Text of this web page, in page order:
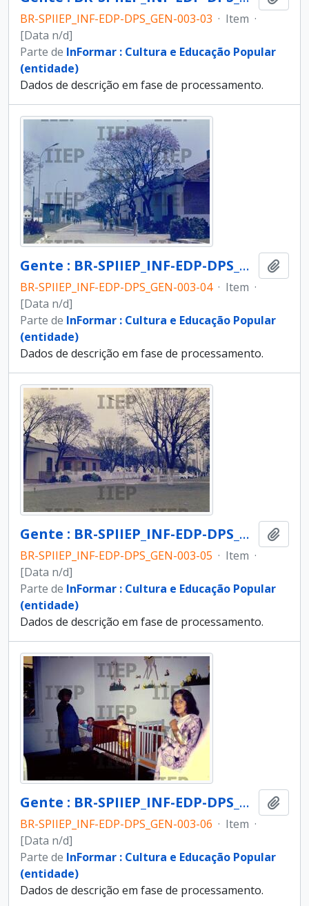
BR-SPIIEP_INF-EDP-DPS_GEN-003-03 · Item ·
[Data n/d]
Parte de InFormar : Cultura e Educação Popular
(entidade)
Dados de descrição em fase de processamento.
Gente : BR-SPIIEP_INF-EDP-DPS_GEN-003-04 [diapositivo]
BR-SPIIEP_INF-EDP-DPS_GEN-003-04 · Item ·
[Data n/d]
Parte de InFormar : Cultura e Educação Popular
(entidade)
Dados de descrição em fase de processamento.
Gente : BR-SPIIEP_INF-EDP-DPS_GEN-003-05 [diapositivo]
BR-SPIIEP_INF-EDP-DPS_GEN-003-05 · Item ·
[Data n/d]
Parte de InFormar : Cultura e Educação Popular
(entidade)
Dados de descrição em fase de processamento.
Gente : BR-SPIIEP_INF-EDP-DPS_GEN-003-06 [diapositivo]
BR-SPIIEP_INF-EDP-DPS_GEN-003-06 · Item ·
[Data n/d]
Parte de InFormar : Cultura e Educação Popular
(entidade)
Dados de descrição em fase de processamento.